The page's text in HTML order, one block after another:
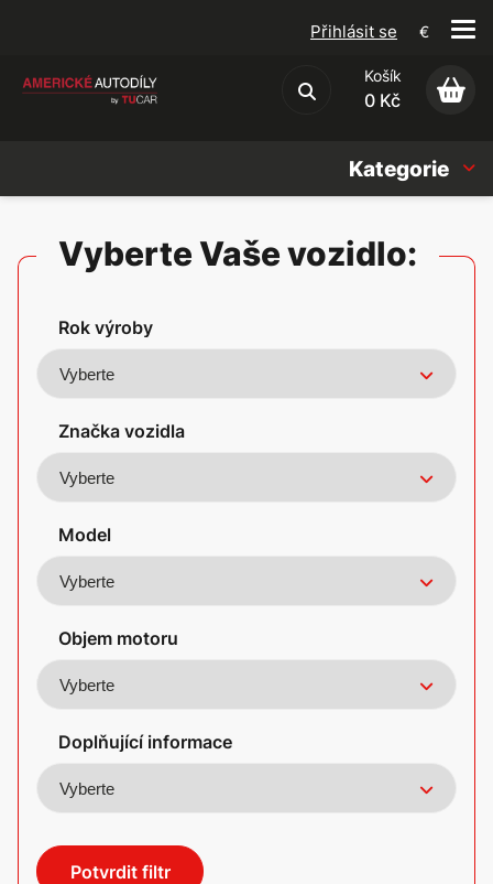
Obchodní podmínky
Přihlásit se €
Košík
0 Kč
Kategorie
Americké vozy
Vyberte Vaše vozidlo:
Rok výroby
Značka vozidla
Model
Objem motoru
Doplňující informace
Potvrdit filtr